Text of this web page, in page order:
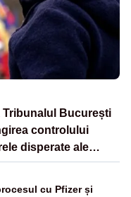
Tribunalul București
controlului
disperate ale
cu Pfizer și